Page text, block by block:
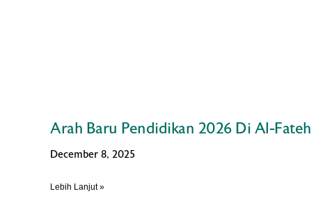
Arah Baru Pendidikan 2026 Di Al-Fateh
December 8, 2025
Lebih Lanjut »